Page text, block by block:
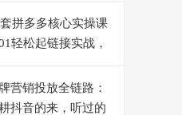
拼多多核心实操课
轻松起链接实战，
营销投放全链路：
抖音的来，听过的